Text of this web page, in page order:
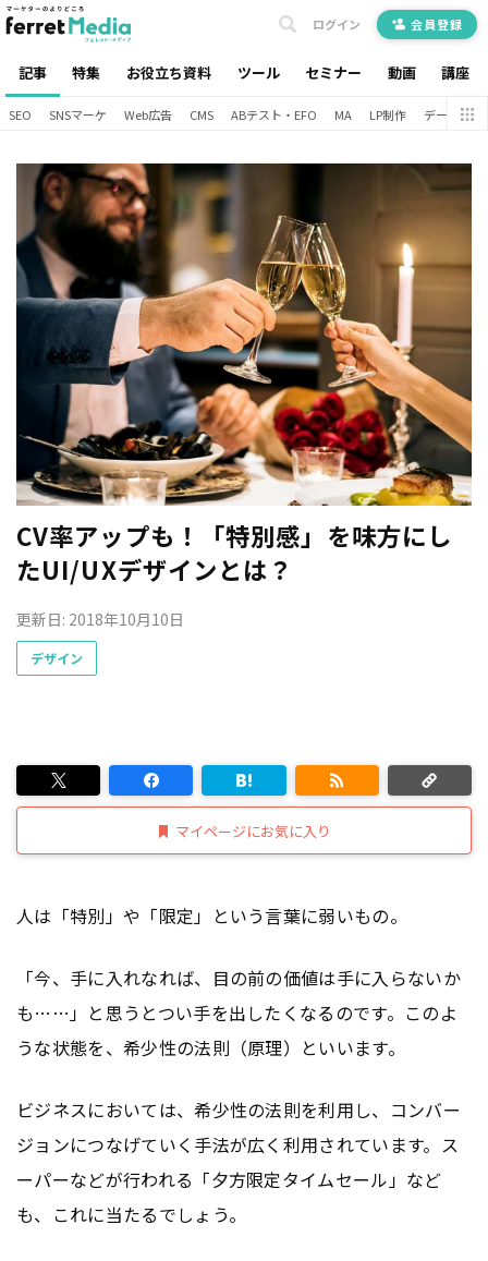
記事 特集 お役立ち資料 ツール セミナー 動画 講座
ログイン 会員登録
SEO SNSマーケ Web広告 CMS ABテスト・EFO MA LP制作 データ分析
CV率アップも！「特別感」を味方にし
たUI/UXデザインとは？
更新日: 2018年10月10日
デザイン
マイページにお気に入り
人は「特別」や「限定」という言葉に弱いもの。
「今、手に入れなれば、目の前の価値は手に入らないか
も……」と思うとつい手を出したくなるのです。このよ
うな状態を、希少性の法則（原理）といいます。
ビジネスにおいては、希少性の法則を利用し、コンバー
ジョンにつなげていく手法が広く利用されています。ス
ーパーなどが行われる「夕方限定タイムセール」など
も、これに当たるでしょう。